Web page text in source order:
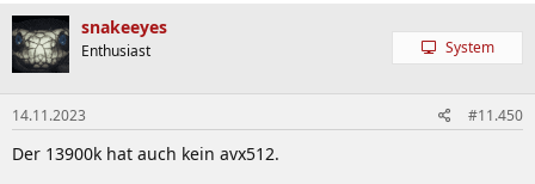
snakeeyes
Enthusiast System
14.11.2023 #11.450
Der 13900k hat auch kein avx512.